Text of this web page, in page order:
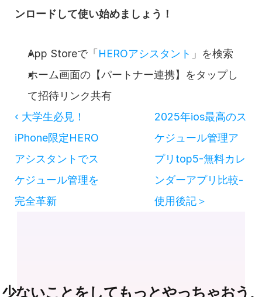
ンロードして使い始めましょう！
App Storeで「 HEROアシスタント 」を検索
ホーム画面の【パートナー連携】をタップし
て招待リンク共有
‹ 大学生必見！
iPhone限定HERO
アシスタントでス
ケジュール管理を
完全革新
2025年ios最高のス
ケジュール管理ア
プリtop5-無料カレ
ンダーアプリ比較-
使用後記＞
ないことをしてもっとやっちゃおう